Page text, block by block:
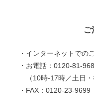
ご
・インターネットでの
・お電話：0120-81-
（10時-17時／土日・
・FAX：0120-23-9699